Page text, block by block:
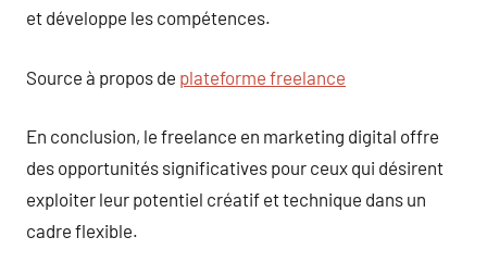
et développe les compétences.
Source à propos de plateforme freelance
En conclusion, le freelance en marketing digital offre
des opportunités significatives pour ceux qui désirent
exploiter leur potentiel créatif et technique dans un
cadre flexible.